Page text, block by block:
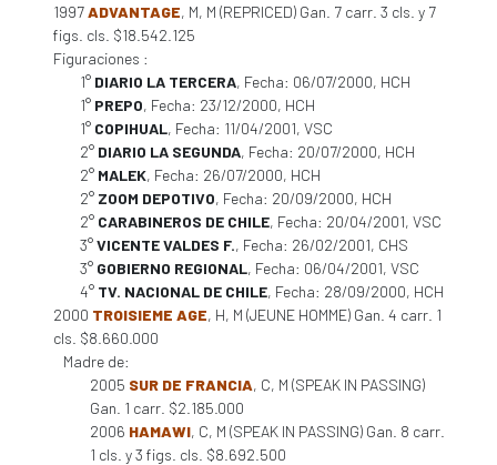
1997ADVANTAGE, M, M (REPRICED) Gan. 7 carr. 3 cls. y 7
figs. cls. $18.542.125
Figuraciones :
1° DIARIO LA TERCERA, Fecha: 06/07/2000, HCH
1° PREPO, Fecha: 23/12/2000, HCH
1° COPIHUAL, Fecha: 11/04/2001, VSC
2° DIARIO LA SEGUNDA, Fecha: 20/07/2000, HCH
2° MALEK, Fecha: 26/07/2000, HCH
2° ZOOM DEPOTIVO, Fecha: 20/09/2000, HCH
2° CARABINEROS DE CHILE, Fecha: 20/04/2001, VSC
3°VICENTE VALDES F., Fecha: 26/02/2001, CHS
3° GOBIERNO REGIONAL, Fecha: 06/04/2001, VSC
4° TV. NACIONAL DE CHILE, Fecha: 28/09/2000, HCH
2000 TROISIEME AGE, H, M (JEUNE HOMME) Gan. 4 carr. 1
cls. $8.660.000
Madre de:
2005 SUR DE FRANCIA, C, M (SPEAK IN PASSING)
Gan. 1 carr. $2.185.000
2006 HAMAWI, C, M (SPEAK IN PASSING) Gan. 8 carr.
1 cls. y 3 figs. cls. $8.692.500